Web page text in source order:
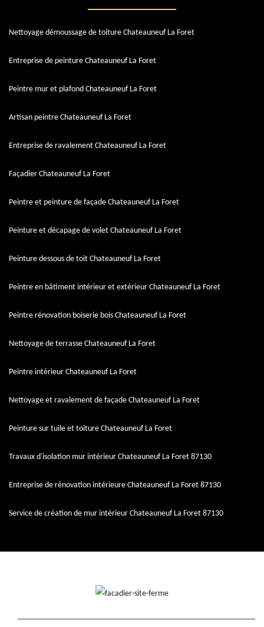
Nettoyage démoussage de toiture Chateauneuf La Foret
Entreprise de peinture Chateauneuf La Foret
Peintre mur et plafond Chateauneuf La Foret
Artisan peintre Chateauneuf La Foret
Entreprise de ravalement Chateauneuf La Foret
Façadier Chateauneuf La Foret
Peintre et peinture de façade Chateauneuf La Foret
Peinture et décapage de volet Chateauneuf La Foret
Peinture dessous de toit Chateauneuf La Foret
Peintre en bâtiment intérieur et extérieur Chateauneuf La Foret
Peintre rénovation boiserie bois Chateauneuf La Foret
Nettoyage de terrasse Chateauneuf La Foret
Peintre intérieur Chateauneuf La Foret
Nettoyage et ravalement de façade Chateauneuf La Foret
Peinture sur tuile et toiture Chateauneuf La Foret
Travaux d'isolation mur intérieur Chateauneuf La Foret 87130
Entreprise de rénovation intérieure Chateauneuf La Foret 87130
Service de création de mur intérieur Chateauneuf La Foret 87130